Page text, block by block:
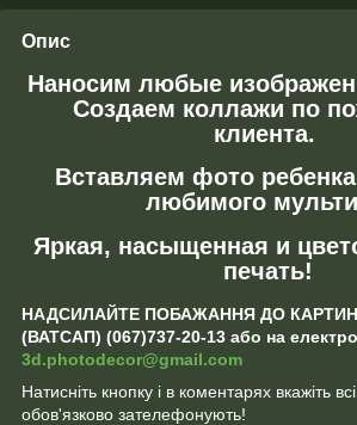
Опис
Наносим любые
Создаем коллажи по
клиента.
Вставляем фото
любимого
Яркая, насыщенная и
печать!
НАДСИЛАЙТЕ ПОБАЖАННЯ ДО
(ВАТСАП) (067)737-20-13 або на
3d.photodecor@gmail.com
Натисніть кнопку і в коментарях вкажіть
обов'язково зателефонують!